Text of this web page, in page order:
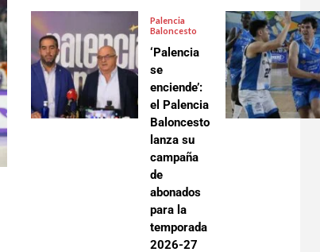
Palencia
Baloncesto
‘Palencia
se
enciende’:
el Palencia
Baloncesto
lanza su
campaña
de
abonados
para la
temporada
2026-27